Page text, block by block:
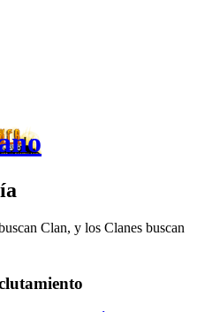
Clan, y los Clanes buscan